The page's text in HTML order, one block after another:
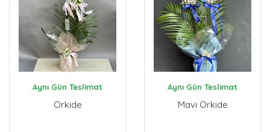
Aynı Gün Teslimat
Orkide
Aynı Gün Teslimat
Mavi Orkide